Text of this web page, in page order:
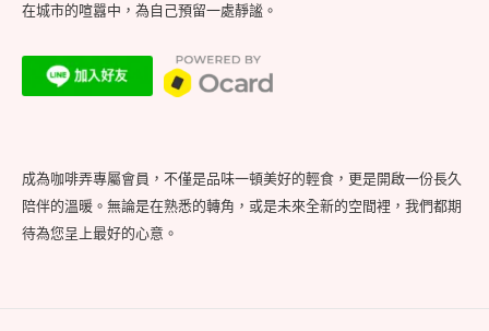
在城市的喧囂中，為自己預留一處靜謐。
成為咖啡弄專屬會員，不僅是品味一頓美好的輕食，更是開啟一份長久
陪伴的溫暖。無論是在熟悉的轉角，或是未來全新的空間裡，我們都期
待為您呈上最好的心意。